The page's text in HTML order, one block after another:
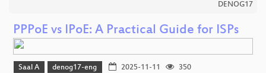
DENOG17
PPPoE vs IPoE: A Practical Guide for ISPs
Saal A denog17-eng 2025-11-11
350